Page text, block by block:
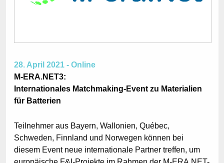
28. April 2021 - Online
M-ERA.NET3:
Internationales Matchmaking-Event zu Materialien
für Batterien
Teilnehmer aus Bayern, Wallonien, Québec,
Schweden, Finnland und Norwegen können bei
diesem Event neue internationale Partner treffen, um